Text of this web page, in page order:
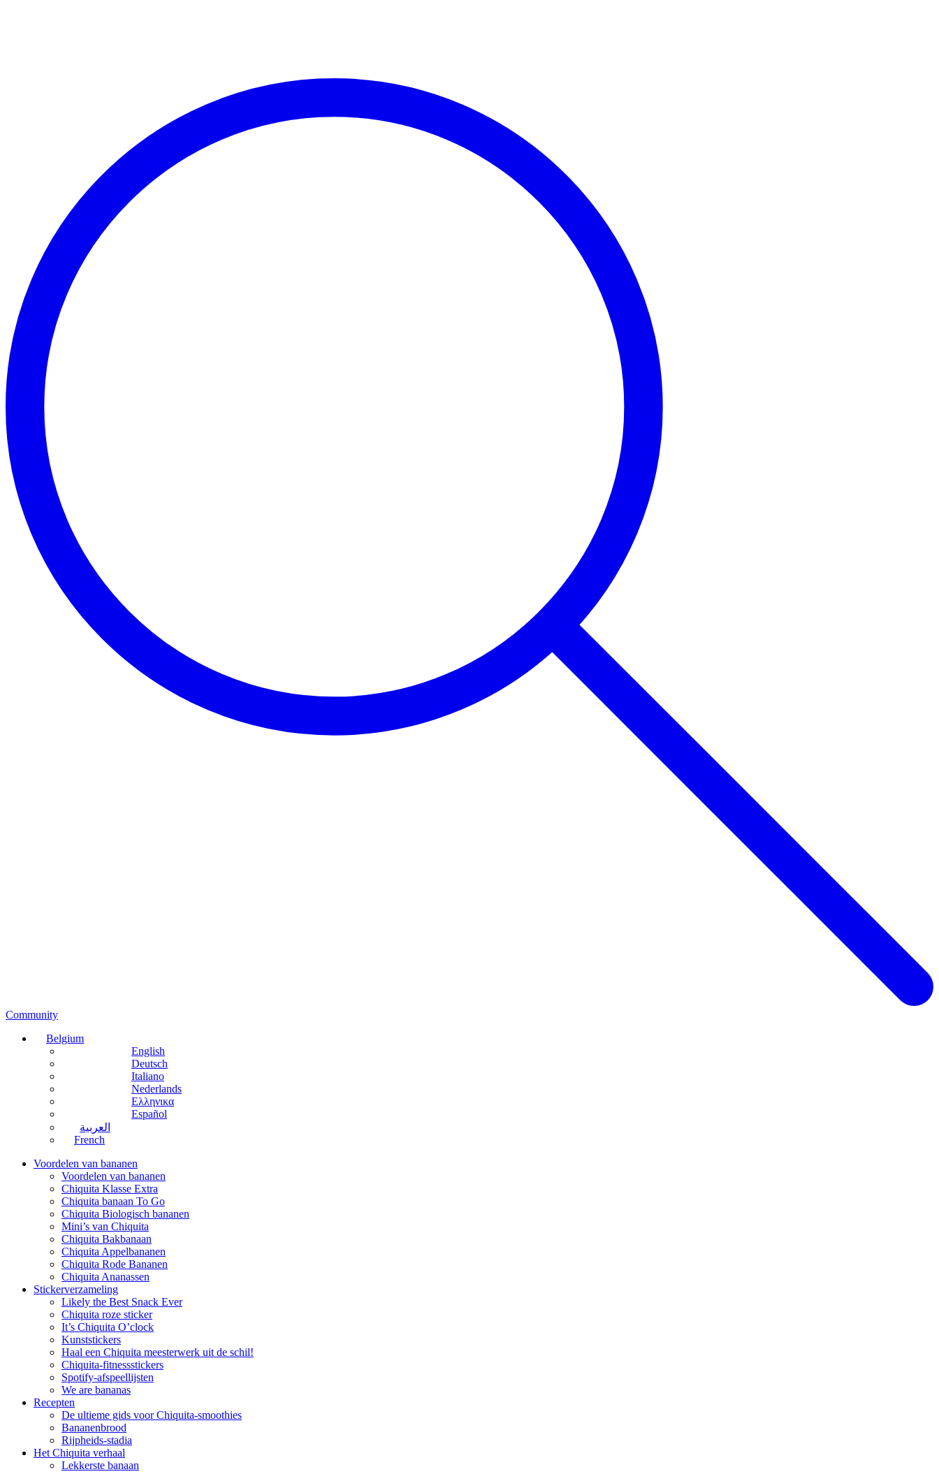
Community
Belgium
English
Deutsch
Italiano
Nederlands
Ελληνικα
Español
العربية
French
Voordelen van bananen
Voordelen van bananen
Chiquita Klasse Extra
Chiquita banaan To Go
Chiquita Biologisch bananen
Mini’s van Chiquita
Chiquita Bakbanaan
Chiquita Appelbananen
Chiquita Rode Bananen
Chiquita Ananassen
Stickerverzameling
Likely the Best Snack Ever
Chiquita roze sticker
It’s Chiquita O’clock
Kunststickers
Haal een Chiquita meesterwerk uit de schil!
Chiquita-fitnessstickers
Spotify-afspeellijsten
We are bananas
Recepten
De ultieme gids voor Chiquita-smoothies
Bananenbrood
Rijpheids-stadia
Het Chiquita verhaal
Lekkerste banaan